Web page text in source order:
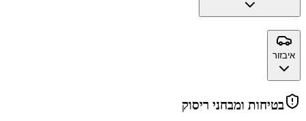
איבזור
בטיחות ומבחני ריסוק